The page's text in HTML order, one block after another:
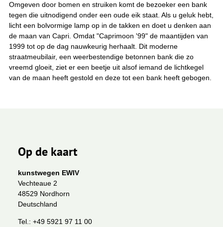
Omgeven door bomen en struiken komt de bezoeker een bank
tegen die uitnodigend onder een oude eik staat. Als u geluk hebt,
licht een bolvormige lamp op in de takken en doet u denken aan
de maan van Capri. Omdat "Caprimoon '99" de maantijden van
1999 tot op de dag nauwkeurig herhaalt. Dit moderne
straatmeubilair, een weerbestendige betonnen bank die zo
vreemd gloeit, ziet er een beetje uit alsof iemand de lichtkegel
van de maan heeft gestold en deze tot een bank heeft gebogen.
Op de kaart
kunstwegen EWIV
Vechteaue 2
48529 Nordhorn
Deutschland
Tel.: +49 5921 97 11 00